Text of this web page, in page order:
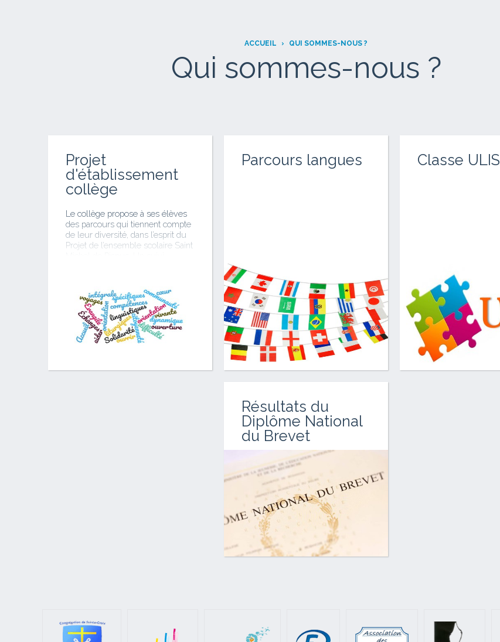
ACCUEIL › QUI SOMMES-NOUS ?
Qui sommes-nous ?
Projet
d'établissement
collège
Le collège propose à ses élèves
des parcours qui tiennent compte
de leur diversité, dans l’esprit du
Projet de l’ensemble scolaire Saint
pédagogie adaptée et différenciée
et à la présence, pour chaque
niveau de classes, d’un
responsable de niveau qui est en
contact quotidien avec les élèves
et les familles
Parcours langues Classe ULIS
Résultats du
Diplôme National
du Brevet